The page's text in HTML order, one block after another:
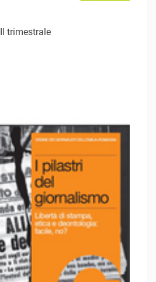
Il trimestrale